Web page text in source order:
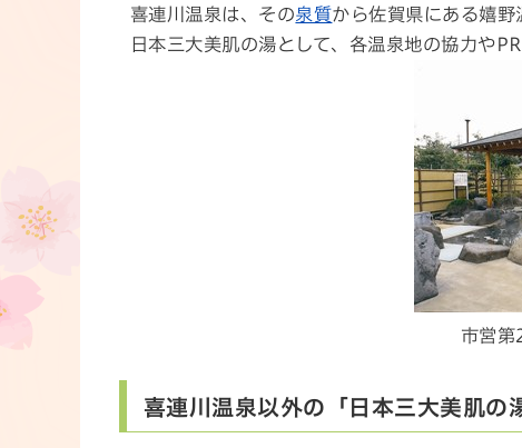
喜連川温泉は、その泉質から佐賀県にある嬉
日本三大美肌の湯として、各温泉地の協力や
市営第
喜連川温泉以外の「日本三大美肌の